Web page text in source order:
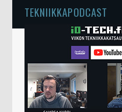
TEKNIIKKAPODCAST